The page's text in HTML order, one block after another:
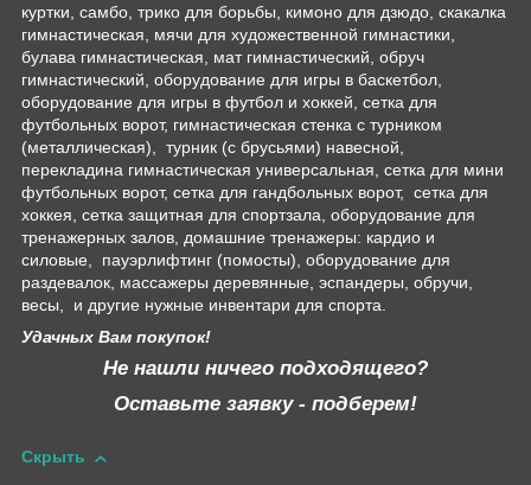
куртки, самбо, трико для борьбы, кимоно для дзюдо, скакалка
гимнастическая, мячи для художественной гимнастики,
булава гимнастическая, мат гимнастический, обруч
гимнастический, оборудование для игры в баскетбол,
оборудование для игры в футбол и хоккей, сетка для
футбольных ворот, гимнастическая стенка с турником
(металлическая), турник (с брусьями) навесной,
перекладина гимнастическая универсальная, сетка для мини
футбольных ворот, сетка для гандбольных ворот, сетка для
хоккея, сетка защитная для спортзала, оборудование для
тренажерных залов, домашние тренажеры: кардио и
силовые, пауэрлифтинг (помосты), оборудование для
раздевалок, массажеры деревянные, эспандеры, обручи,
весы, и другие нужные инвентари для спорта.
Удачных Вам покупок!
Не нашли ничего подходящего?
Оставьте заявку - подберем!
Скрыть